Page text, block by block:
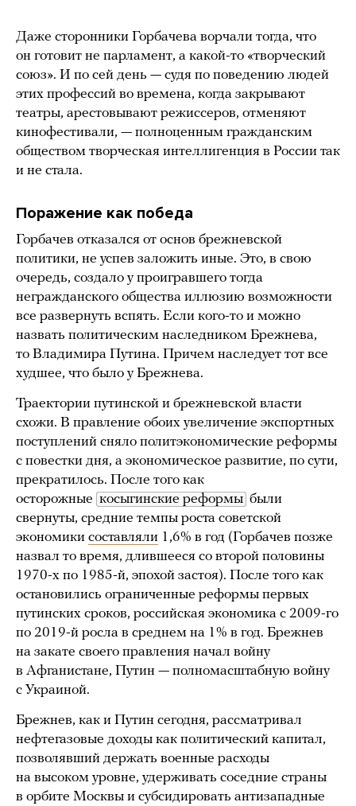
Даже сторонники Горбачева ворчали тогда, что
он готовит не парламент, а какой-то «творческий
союз». И по сей день — судя по поведению людей
этих профессий во времена, когда закрывают
театры, арестовывают режиссеров, отменяют
кинофестивали, — полноценным гражданским
обществом творческая интеллигенция в России так
и не стала.
Поражение как победа
Горбачев отказался от основ брежневской
политики, не успев заложить иные. Это, в свою
очередь, создало у проигравшего тогда
негражданского общества иллюзию возможности
все развернуть вспять. Если кого-то и можно
назвать политическим наследником Брежнева,
то Владимира Путина. Причем наследует тот все
худшее, что было у Брежнева.
Траектории путинской и брежневской власти
схожи. В правление обоих увеличение экспортных
поступлений сняло политэкономические реформы
с повестки дня, а экономическое развитие, по сути,
прекратилось. После того как
осторожные косыгинские реформы были
свернуты, средние темпы роста советской
экономики составляли 1,6% в год (Горбачев позже
назвал то время, длившееся со второй половины
1970-х по 1985-й, эпохой застоя). После того как
остановились ограниченные реформы первых
путинских сроков, российская экономика с 2009-го
по 2019-й росла в среднем на 1% в год. Брежнев
на закате своего правления начал войну
в Афганистане, Путин — полномасштабную войну
с Украиной.
Брежнев, как и Путин сегодня, рассматривал
нефтегазовые доходы как политический капитал,
позволявший держать военные расходы
на высоком уровне, удерживать соседние страны
в орбите Москвы и субсидировать антизападные